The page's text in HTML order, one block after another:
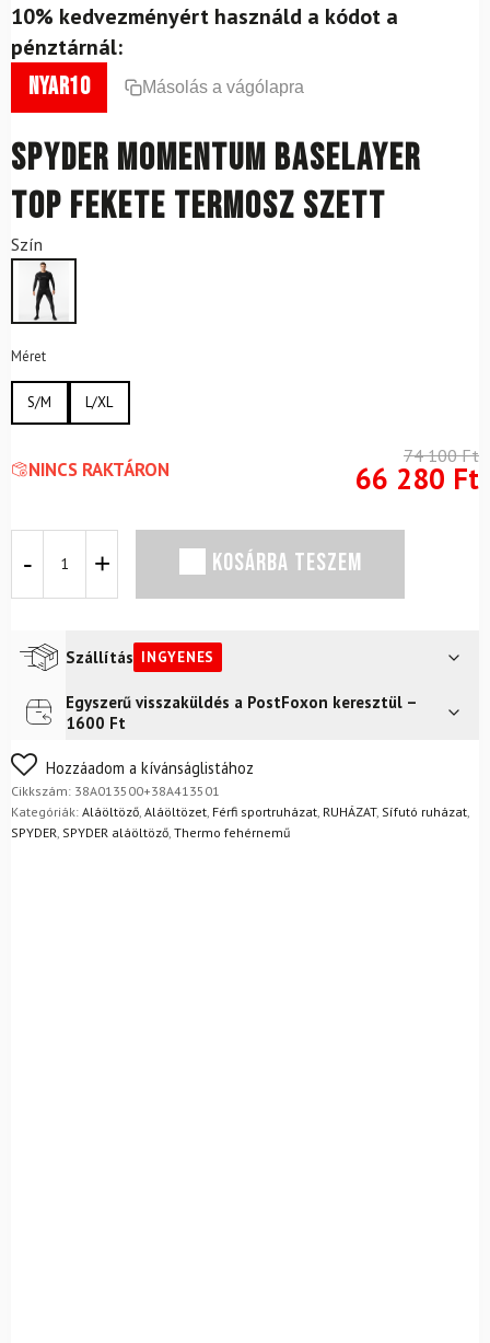
10% kedvezményért használd a kódot a
pénztárnál:
nyar10 Másolás a vágólapra
SPYDER Momentum Baselayer
Top Fekete Termosz szett
Szín
Méret
S/M L/XL
NINCS RAKTÁRON
74 100Ft
66 280 Ft
Momentum
Termosz
szett
mennyiség
KOSÁRBA TESZEM
Szállítás INGYENES
Futár a címreIngyenes
FoxPost
Egyszerű visszaküldés a PostFoxon keresztül –
1600 Ft
Nem biztos a választásában? Semmi gond – a terméket
egyszerűen visszaküldheti 14 napon belül, indoklás nélkül.
Mik a visszaküldés feltételei?
Hozzáadom a kívánságlistához
Cikkszám: 38A013500+38A413501
Kategóriák: Aláöltöző Aláöltözet Férfi sportruházat RUHÁZAT, Sífutó ruházat
SPYDER SPYDER aláöltöző Thermo fehérnemű